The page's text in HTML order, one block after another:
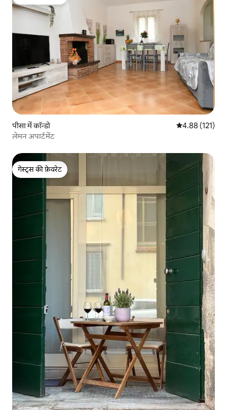
पीसा में कॉन्डो औसत रेटिंग 5 में से
4.88 (121)
लेमन अपार्टमेंट
गेस्ट्स की फ़ेवरेट
गेस्ट्स की फ़ेवरेट